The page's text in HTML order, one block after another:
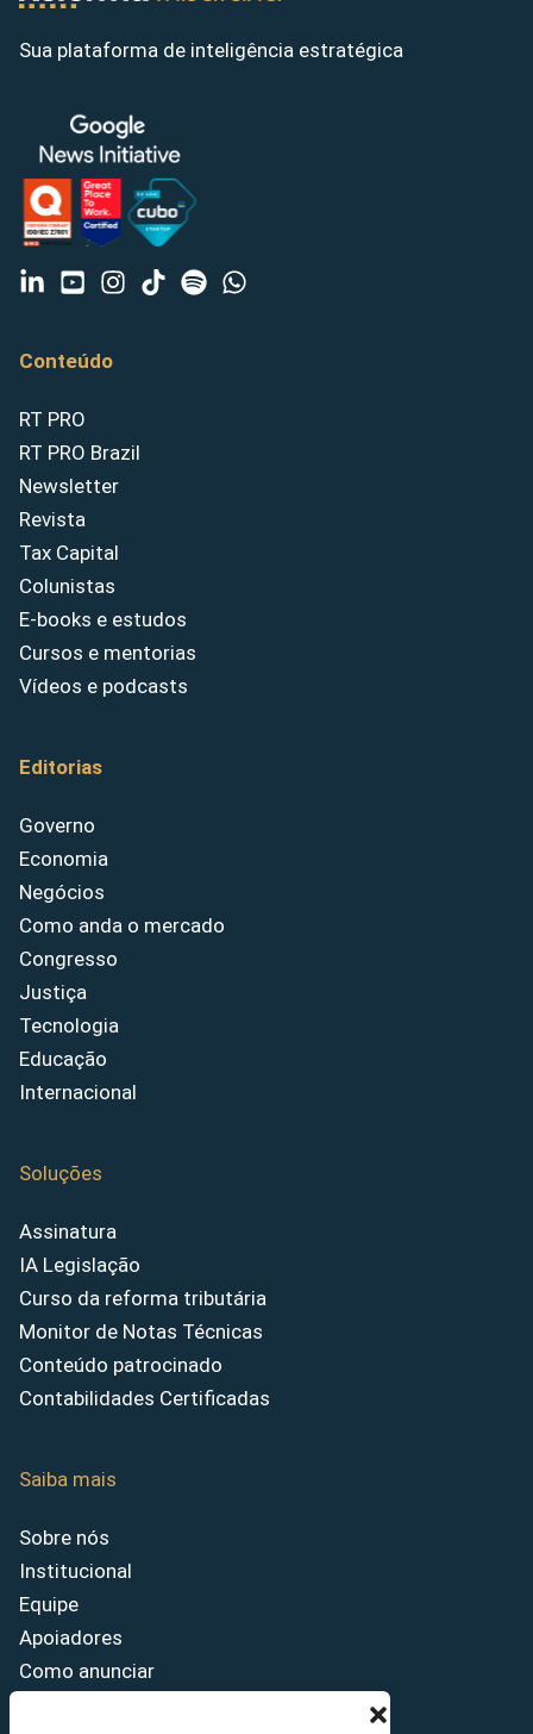
Sua plataforma de inteligência estratégica
Conteúdo
RT PRO
RT PRO Brazil
Newsletter
Revista
Tax Capital
Colunistas
E-books e estudos
Cursos e mentorias
Vídeos e podcasts
Editorias
Governo
Economia
Negócios
Como anda o mercado
Congresso
Justiça
Tecnologia
Educação
Internacional
Soluções
Assinatura
IA Legislação
Curso da reforma tributária
Monitor de Notas Técnicas
Conteúdo patrocinado
Contabilidades Certificadas
Saiba mais
Sobre nós
Institucional
Equipe
Apoiadores
Como anunciar